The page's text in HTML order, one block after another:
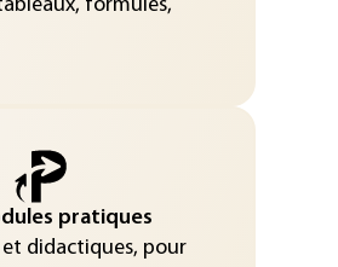
formules,
pratiques
didactiques, pour